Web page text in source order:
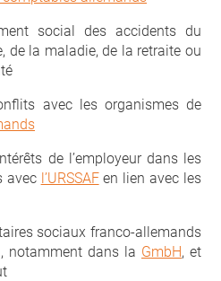
social des accidents du
de la maladie, de la retraite ou
avec les organismes de
de l’employeur dans les
avec l’URSSAFen lien avec les
sociaux franco-allemands
notamment dans la GmbH, et